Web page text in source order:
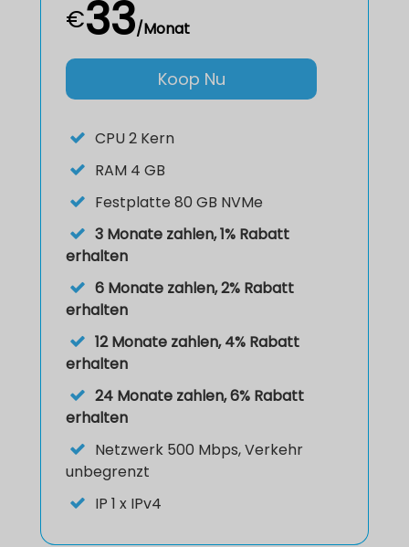
€33/Monat
Koop Nu
CPU 2 Kern
RAM 4 GB
Festplatte 80 GB NVMe
3 Monate zahlen, 1% Rabatt
erhalten
6 Monate zahlen, 2% Rabatt
erhalten
12 Monate zahlen, 4% Rabatt
erhalten
24 Monate zahlen, 6% Rabatt
erhalten
Netzwerk 500 Mbps, Verkehr
unbegrenzt
IP 1 x IPv4